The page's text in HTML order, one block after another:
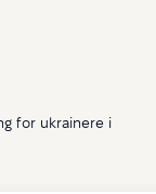
for ukrainere i